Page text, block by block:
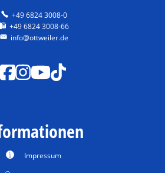
+49 6824 3008-0
+49 6824 3008-66
info@ottweiler.de
Impressum